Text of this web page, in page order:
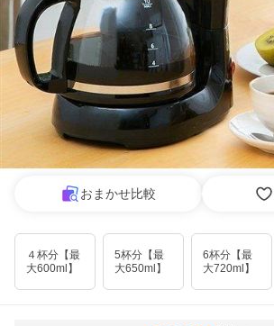
おまかせ比較
４杯分【最
大600ml】
5杯分【最
大650ml】
6杯分【最
大720ml】